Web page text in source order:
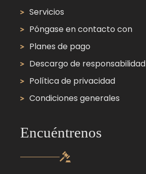
Servicios
Póngase en contacto con
Planes de pago
Descargo de responsabilidad
Política de privacidad
Condiciones generales
Encuéntrenos